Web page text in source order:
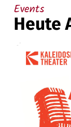
Events
Heute